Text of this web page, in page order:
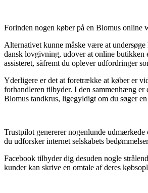
Forinden nogen køber på en Blomus online
Alternativet kunne måske være at
dansk lovgivning, udover at online butikken
assisteret, såfremt du oplever udfordringer
Yderligere er det at foretrække at køber er
forhandleren tilbyder. I den sammenhæng er
Blomus tandkrus, ligegyldigt om du søger
Trustpilot genererer nogenlunde udmærkede
du udforsker internet selskabets
Facebook tilbyder dig desuden nogle
kunder kan skrive en omtale af deres